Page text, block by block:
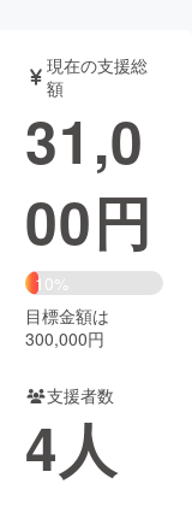
音楽
ゲーム・
書籍・雑誌
チャレンジ
Creation
コミュニティ
現在の支援総
額
31,0
00円
10%
目標金額は
300,000円
支援者数
4人